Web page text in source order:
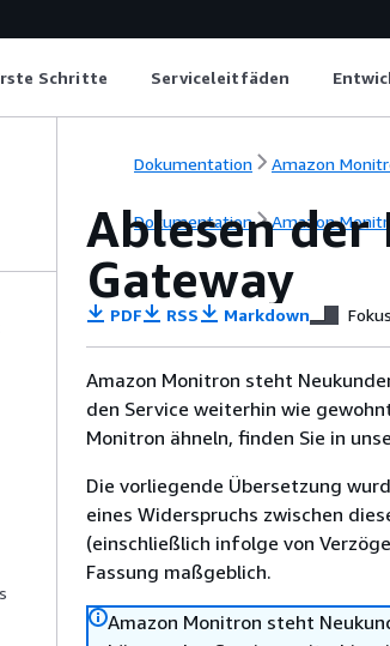
Schritte Serviceleitfäden
Dokumentation Amazon
Dokumentation Amazon
Ablesen der
Gateway
PDF RSS Markdown
Amazon Monitron steht
den Service weiterhin wie
Monitron ähneln, finden Sie in
Die vorliegende Übersetzung
eines Widerspruchs zwischen
(einschließlich infolge von
Fassung maßgeblich.
Amazon Monitron steht